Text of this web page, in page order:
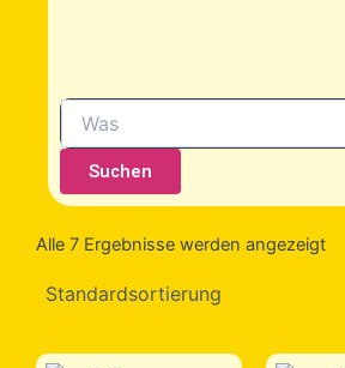
Suchen
Alle 7 Ergebnisse werden angezeigt